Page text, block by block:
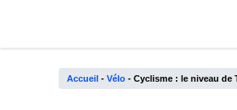
Accueil - Vélo - Cyclisme : le niveau de